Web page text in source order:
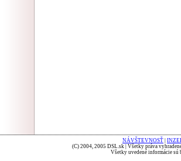
NÁVŠTEVNOSŤ
(C) 2004, 2005 DSL.sk | Všetky práva
Všetky uvedené informácie sú